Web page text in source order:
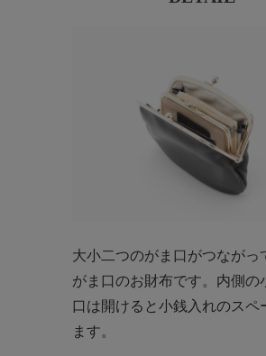
大小二つのがま口がつながっ
がま口のお財布です。内側の
口は開けると小銭入れのスペ
ます。